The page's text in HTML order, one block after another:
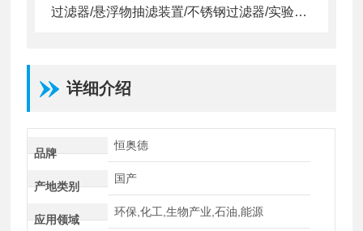
过滤器/悬浮物抽滤装置/不锈钢过滤器/实验室
详细介绍
品牌
恒奥德
产地类别
国产
应用领域
环保,化工,生物产业,石油,能源